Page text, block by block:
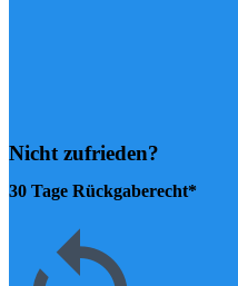
Nicht zufrieden?
30 Tage Rückgaberecht*